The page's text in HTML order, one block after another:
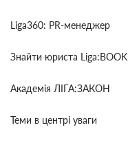
Liga360: PR-менеджер
Знайти юриста Liga:BOOK
Академія ЛІГА:ЗАКОН
Теми в центрі уваги